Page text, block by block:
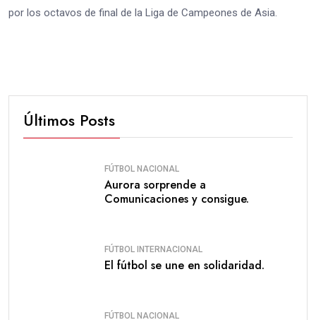
por los octavos de final de la Liga de Campeones de Asia.
Últimos Posts
FÚTBOL NACIONAL
Aurora sorprende a
Comunicaciones y consigue.
FÚTBOL INTERNACIONAL
El fútbol se une en solidaridad.
FÚTBOL NACIONAL